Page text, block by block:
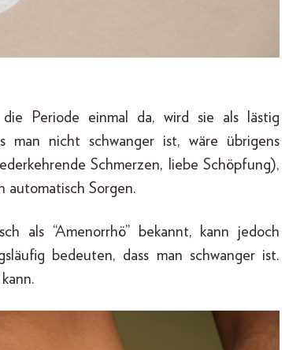
Periode einmal da, wird sie als lästig
man nicht schwanger ist, wäre übrigens
Schmerzen, liebe Schöpfung),
automatisch Sorgen.
als “Amenorrhö” bekannt, kann jedoch
bedeuten, dass man schwanger ist.